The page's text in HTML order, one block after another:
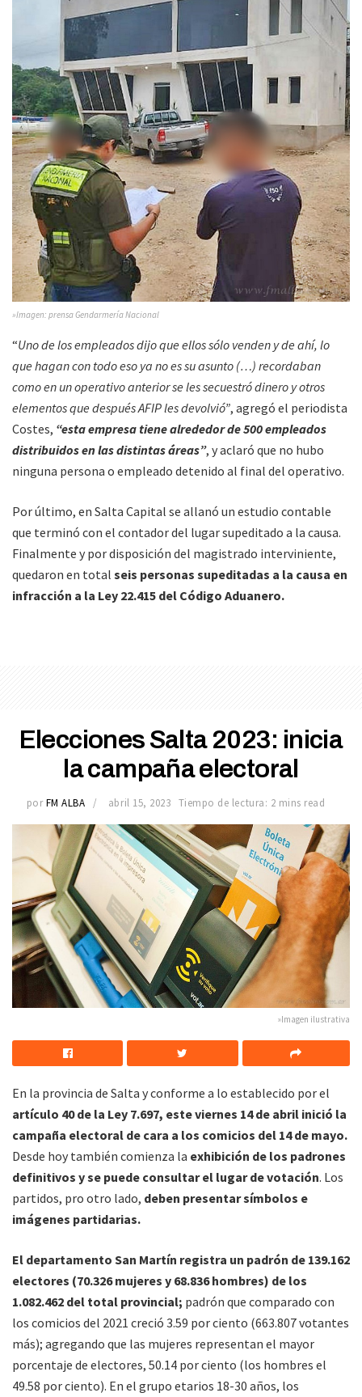
»Imagen: prensa Gendarmería Nacional
“Uno de los empleados dijo que ellos sólo venden y de ahí, lo
que hagan con todo eso ya no es su asunto (…) recordaban
como en un operativo anterior se les secuestró dinero y otros
elementos que después AFIP les devolvió”, agregó el periodista
Costes, “esta empresa tiene alrededor de 500 empleados
distribuidos en las distintas áreas”, y aclaró que no hubo
ninguna persona o empleado detenido al final del operativo.
Por último, en Salta Capital se allanó un estudio contable
que terminó con el contador del lugar supeditado a la causa.
Finalmente y por disposición del magistrado interviniente,
quedaron en total seis personas supeditadas a la causa en
infracción a la Ley 22.415 del Código Aduanero.
Elecciones Salta 2023: inicia
la campaña electoral
por FM ALBA abril 15, 2023 Tiempo de lectura: 2 mins read
»Imagen ilustrativa
En la provincia de Salta y conforme a lo establecido por el
artículo 40 de la Ley 7.697, este viernes 14 de abril inició la
campaña electoral de cara a los comicios del 14 de mayo.
Desde hoy también comienza la exhibición de los padrones
definitivos y se puede consultar el lugar de votación. Los
partidos, pro otro lado, deben presentar símbolos e
imágenes partidarias.
El departamento San Martín registra un padrón de 139.162
electores (70.326 mujeres y 68.836 hombres) de los
1.082.462 del total provincial; padrón que comparado con
los comicios del 2021 creció 3.59 por ciento (663.807 votantes
más); agregando que las mujeres representan el mayor
porcentaje de electores, 50.14 por ciento (los hombres el
49.58 por ciento). En el grupo etarios 18-30 años, los